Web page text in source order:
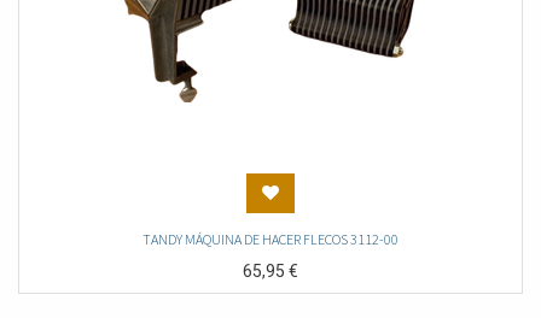
TANDY MÁQUINA DE HACER FLECOS 3112-00
65,95€